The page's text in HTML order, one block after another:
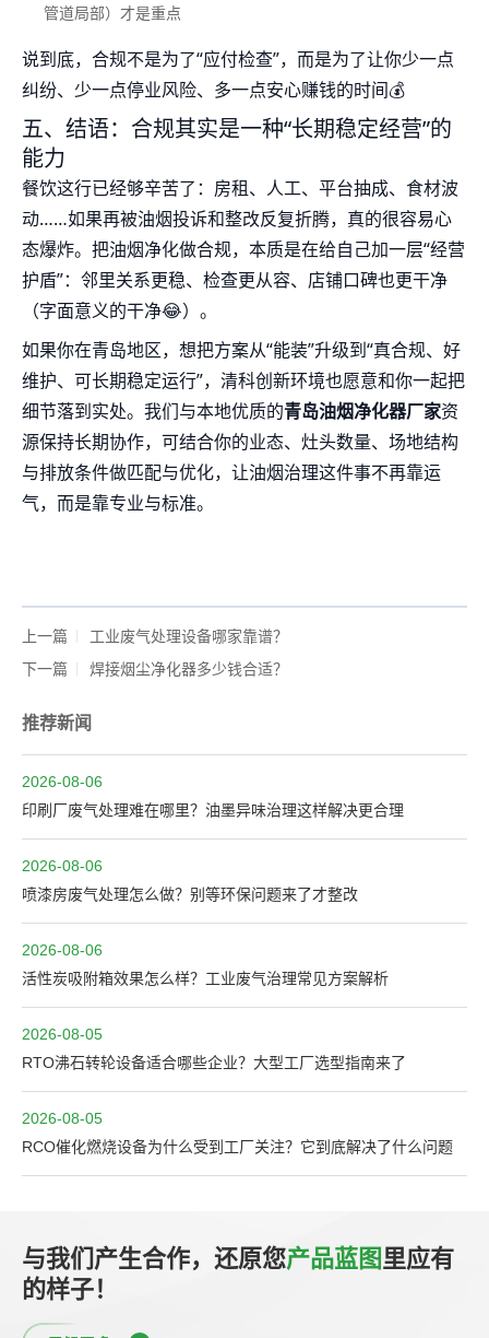
管道局部）才是重点
说到底，合规不是为了“应付检查”，而是为了让你少一点
纠纷、少一点停业风险、多一点安心赚钱的时间💰
五、结语：合规其实是一种“长期稳定经营”的
能力
餐饮这行已经够辛苦了：房租、人工、平台抽成、食材波
动……如果再被油烟投诉和整改反复折腾，真的很容易心
态爆炸。把油烟净化做合规，本质是在给自己加一层“经营
护盾”：邻里关系更稳、检查更从容、店铺口碑也更干净
（字面意义的干净😂）。
如果你在青岛地区，想把方案从“能装”升级到“真合规、好
维护、可长期稳定运行”，清科创新环境也愿意和你一起把
细节落到实处。我们与本地优质的青岛油烟净化器厂家资
源保持长期协作，可结合你的业态、灶头数量、场地结构
与排放条件做匹配与优化，让油烟治理这件事不再靠运
气，而是靠专业与标准。
上一篇
工业废气处理设备哪家靠谱？
下一篇
焊接烟尘净化器多少钱合适？
推荐新闻
2026-08-06
印刷厂废气处理难在哪里？油墨异味治理这样解决更合理
2026-08-06
喷漆房废气处理怎么做？别等环保问题来了才整改
2026-08-06
活性炭吸附箱效果怎么样？工业废气治理常见方案解析
2026-08-05
RTO沸石转轮设备适合哪些企业？大型工厂选型指南来了
2026-08-05
RCO催化燃烧设备为什么受到工厂关注？它到底解决了什么问题
与我们产生合作，还原您产品蓝图里应有
的样子！